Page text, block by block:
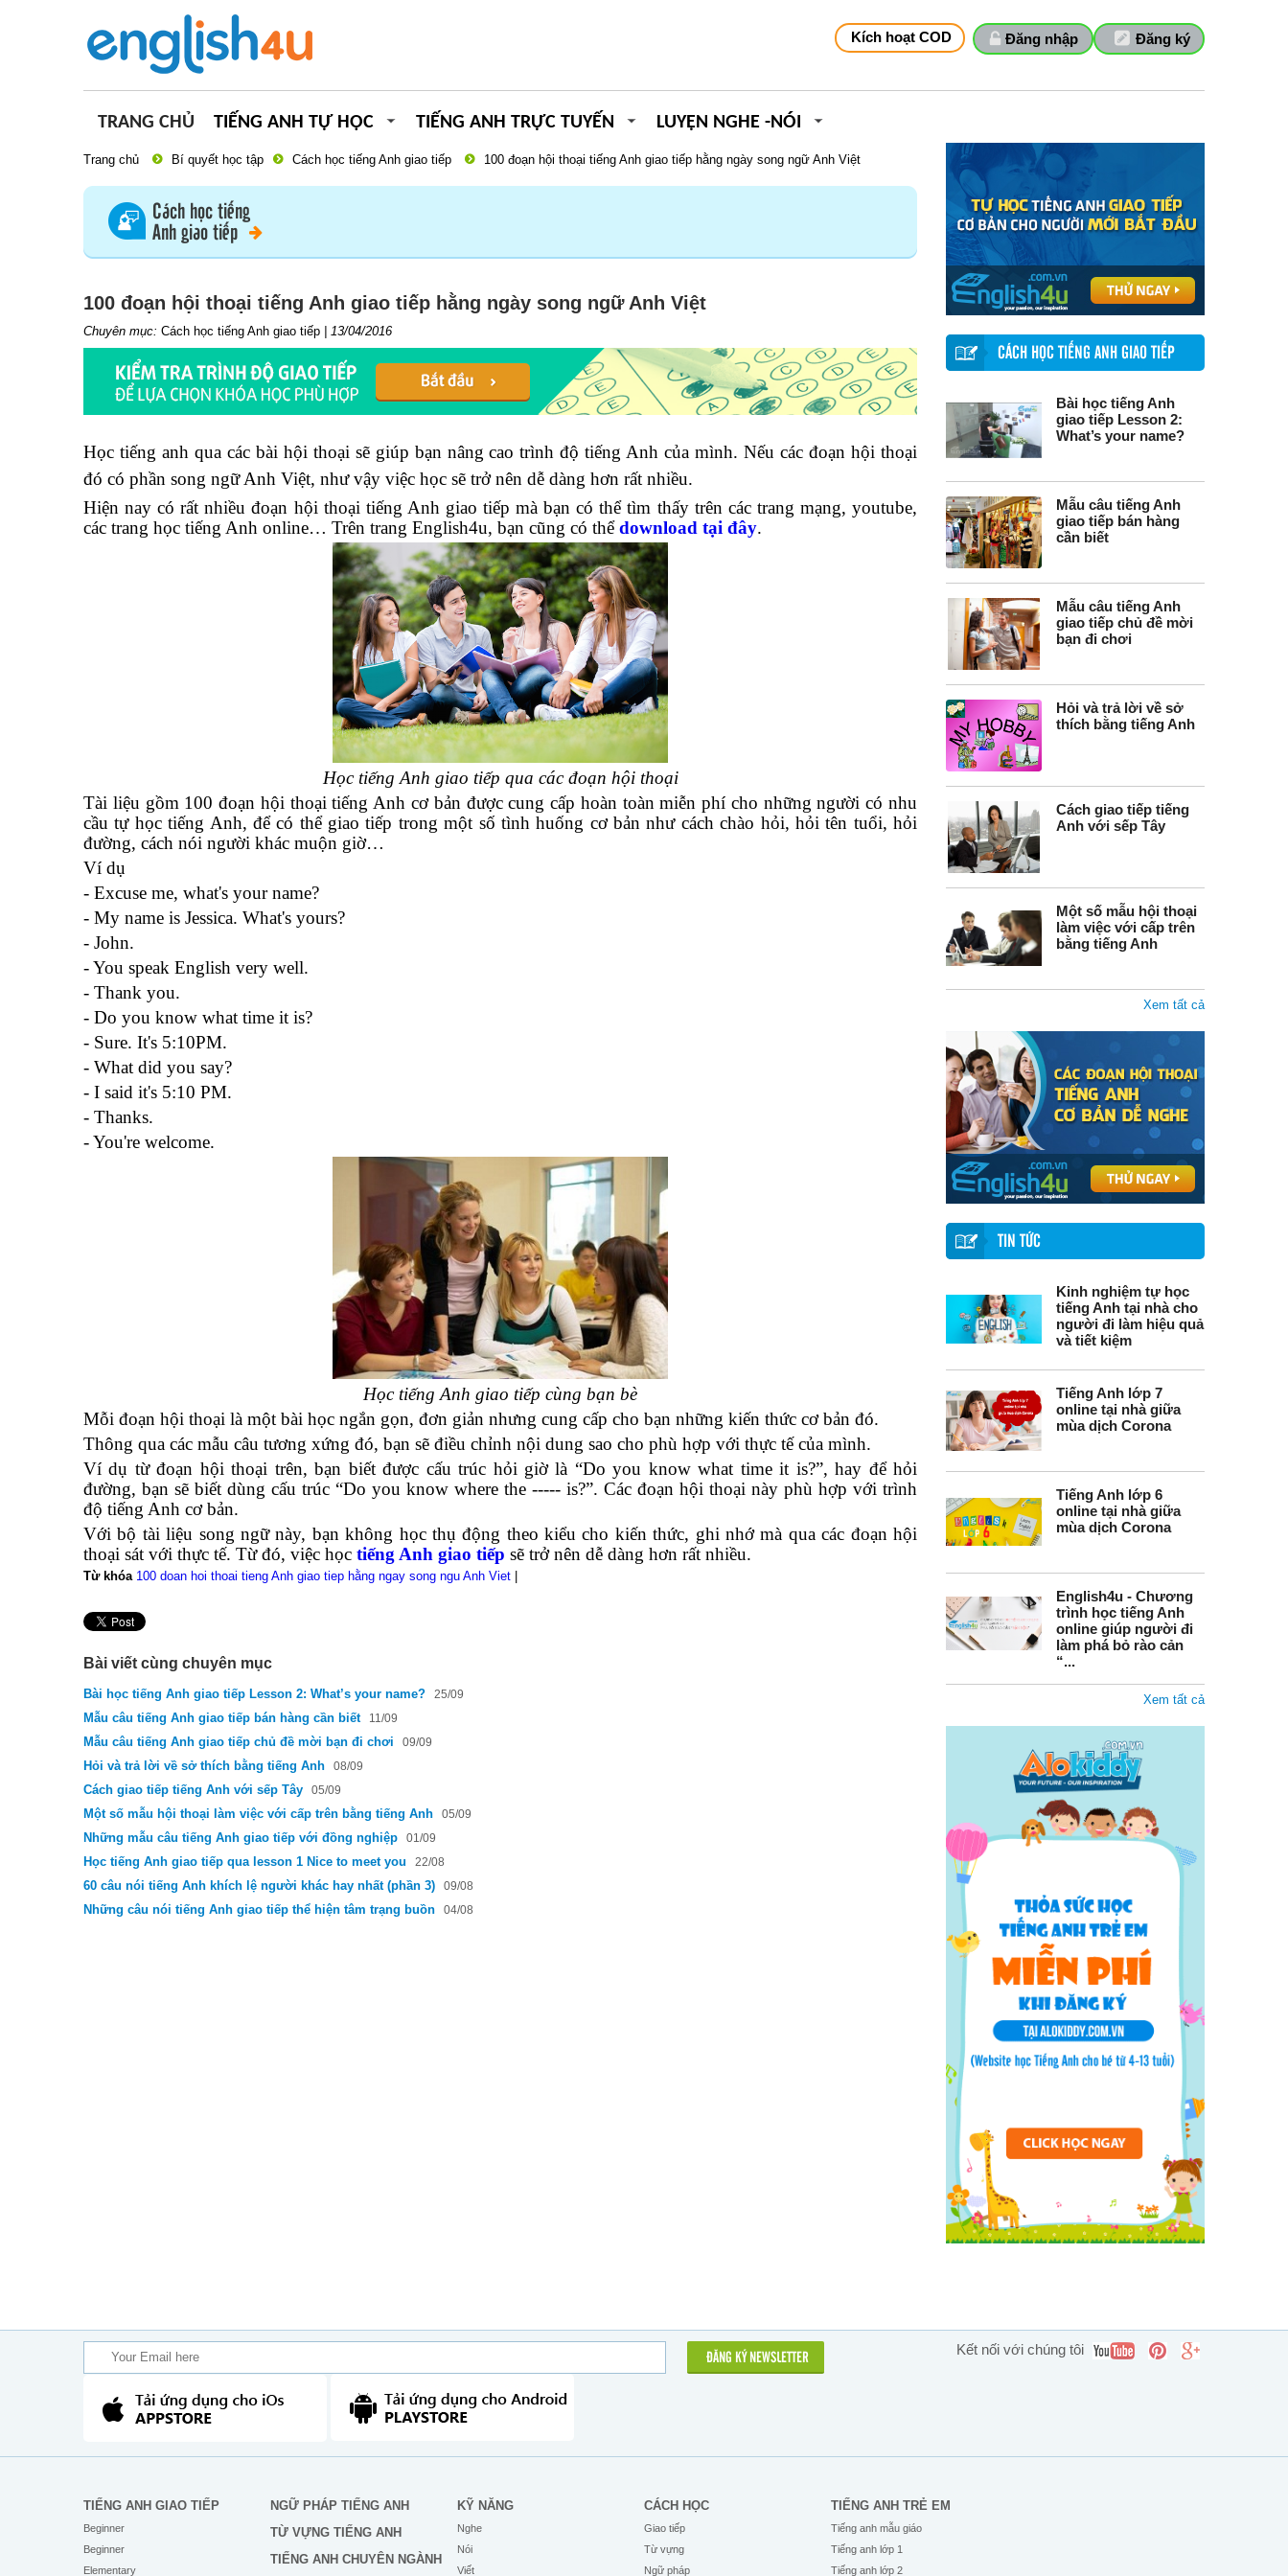
Đăng ký
Đăng nhập
Kích hoạt COD
TRANG CHỦ TIẾNG ANH TỰ HỌC TIẾNG ANH TRỰC TUYẾN LUYỆN NGHE -NÓI
CÁCH HỌC TIẾNG ANH GIAO TIẾP
Bài học tiếng Anh
giao tiếp Lesson 2:
What’s your name?
Mẫu câu tiếng Anh
giao tiếp bán hàng
cần biết
Mẫu câu tiếng Anh
giao tiếp chủ đề mời
bạn đi chơi
Hỏi và trả lời về sở
thích bằng tiếng Anh
Cách giao tiếp tiếng
Anh với sếp Tây
Một số mẫu hội thoại
làm việc với cấp trên
bằng tiếng Anh
Xem tất cả
TIN TỨC
Kinh nghiệm tự học
tiếng Anh tại nhà cho
người đi làm hiệu quả
và tiết kiệm
Tiếng Anh lớp 7
online tại nhà giữa
mùa dịch Corona
Tiếng Anh lớp 6
online tại nhà giữa
mùa dịch Corona
English4u - Chương
trình học tiếng Anh
online giúp người đi
làm phá bỏ rào cản
“...
Xem tất cả
Trang chủ Bí quyết học tập Cách học tiếng Anh giao tiếp 100 đoạn hội thoại tiếng Anh giao tiếp hằng ngày song ngữ Anh Việt
Cách học tiếng
Anh giao tiếp
100 đoạn hội thoại tiếng Anh giao tiếp hằng ngày song ngữ Anh Việt
Chuyên mục: Cách học tiếng Anh giao tiếp 13/04/2016
Học tiếng anh qua các bài hội thoại sẽ giúp bạn nâng cao trình độ tiếng Anh của mình. Nếu các đoạn hội thoại
đó có phần song ngữ Anh Việt, như vậy việc học sẽ trở nên dễ dàng hơn rất nhiều.
Hiện nay có rất nhiều đoạn hội thoại tiếng Anh giao tiếp mà bạn có thể tìm thấy trên các trang mạng, youtube,
các trang học tiếng Anh online… Trên trang English4u, bạn cũng có thểdownload tại đây.
Học tiếng Anh giao tiếp qua các đoạn hội thoại
Tài liệu gồm 100 đoạn hội thoại tiếng Anh cơ bản được cung cấp hoàn toàn miễn phí cho những người có nhu
cầu tự học tiếng Anh, để có thể giao tiếp trong một số tình huống cơ bản như cách chào hỏi, hỏi tên tuổi, hỏi
đường, cách nói người khác muộn giờ…
Ví dụ
- Excuse me, what's your name?
- My name is Jessica. What's yours?
- John.
- You speak English very well.
- Thank you.
- Do you know what time it is?
- Sure. It's 5:10PM.
- What did you say?
- I said it's 5:10 PM.
- Thanks.
- You're welcome.
Học tiếng Anh giao tiếp cùng bạn bè
Mỗi đoạn hội thoại là một bài học ngắn gọn, đơn giản nhưng cung cấp cho bạn những kiến thức cơ bản đó.
Thông qua các mẫu câu tương xứng đó, bạn sẽ điều chỉnh nội dung sao cho phù hợp với thực tế của mình.
Ví dụ từ đoạn hội thoại trên, bạn biết được cấu trúc hỏi giờ là “Do you know what time it is?”, hay để hỏi
đường, bạn sẽ biết dùng cấu trúc “Do you know where the ----- is?”. Các đoạn hội thoại này phù hợp với trình
độ tiếng Anh cơ bản.
Với bộ tài liệu song ngữ này, bạn không học thụ động theo kiểu cho kiến thức, ghi nhớ mà qua các đoạn hội
thoại sát với thực tế. Từ đó, việc học tiếng Anh giao tiếp sẽ trở nên dễ dàng hơn rất nhiều.
Từ khóa 100 doan hoi thoai tieng Anh giao tiep hằng ngay song ngu Anh Viet
Bài viết cùng chuyên mục
Bài học tiếng Anh giao tiếp Lesson 2: What’s your name? 25/09
Mẫu câu tiếng Anh giao tiếp bán hàng cần biết 11/09
Mẫu câu tiếng Anh giao tiếp chủ đề mời bạn đi chơi 09/09
Hỏi và trả lời về sở thích bằng tiếng Anh 08/09
Cách giao tiếp tiếng Anh với sếp Tây 05/09
Một số mẫu hội thoại làm việc với cấp trên bằng tiếng Anh 05/09
Những mẫu câu tiếng Anh giao tiếp với đồng nghiệp 01/09
Học tiếng Anh giao tiếp qua lesson 1 Nice to meet you 22/08
60 câu nói tiếng Anh khích lệ người khác hay nhất (phần 3) 09/08
Những câu nói tiếng Anh giao tiếp thể hiện tâm trạng buồn 04/08
ĐĂNG KÝ NEWSLETTER
Kết nối với chúng tôi
TIẾNG ANH GIAO TIẾP
Beginner
Beginner
Elementary
NGỮ PHÁP TIẾNG ANH
TỪ VỰNG TIẾNG ANH
TIẾNG ANH CHUYÊN NGÀNH
KỸ NĂNG
Nghe
Nói
Viết
CÁCH HỌC
Giao tiếp
Từ vựng
Ngữ pháp
TIẾNG ANH TRẺ EM
Tiếng anh mẫu giáo
Tiếng anh lớp 1
Tiếng anh lớp 2